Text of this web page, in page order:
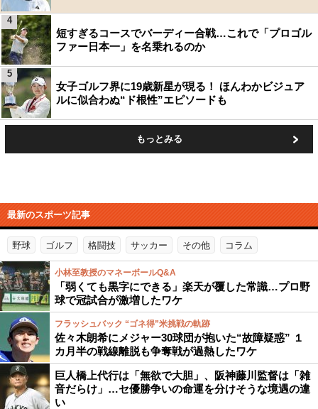
短すぎるコースでバーディー合戦…これで「プロゴル
ファー日本一」を名乗れるのか
4
女子ゴルフ界に19歳新星が現る！ ほんわかビジュア
ルに似合わぬ“ド根性”エピソードも
5
もっとみる
最新のスポーツ記事
野球 ゴルフ 格闘技 サッカー その他 コラム
小林至教授のマネーボールQ&A
「弱くても黒字にできる」楽天が覆した常識…プロ野
球で冠試合が激増したワケ
フラッシュバック “ゴネ得”米挑戦の軌跡
佐々木朗希にメジャー30球団が抱いた“故障疑惑” １
カ月半の戦線離脱も争奪戦が過熱したワケ
巨人橋上代行は「無欲で大胆」、阪神藤川監督は「雑
音だらけ」…セ優勝争いの命運を分けそうな境遇の違
い